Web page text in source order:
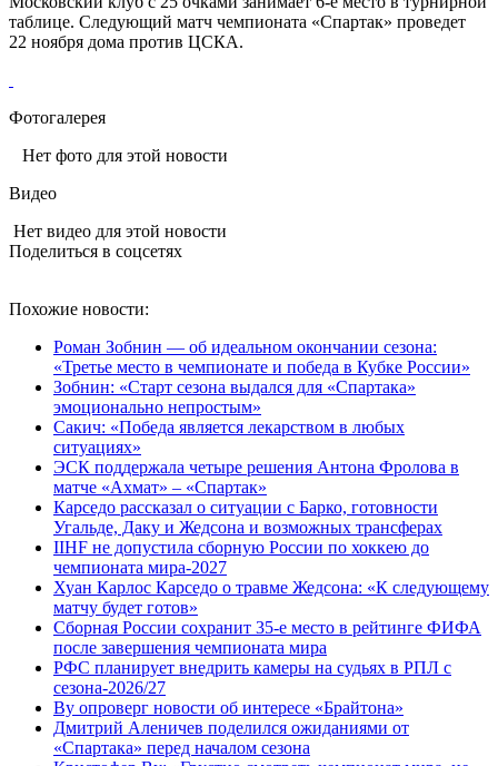
таблице. Следующий матч чемпионата «Спартак» проведет
22 ноября дома против ЦСКА.
Фотогалерея
Нет фото для этой новости
Видео
Нет видео для этой новости
Поделиться в соцсетях
Похожие новости:
Роман Зобнин — об идеальном окончании сезона:
«Третье место в чемпионате и победа в Кубке России»
Зобнин: «Старт сезона выдался для «Спартака»
эмоционально непростым»
Сакич: «Победа является лекарством в любых
ситуациях»
ЭСК поддержала четыре решения Антона Фролова в
матче «Ахмат» – «Спартак»
Карседо рассказал о ситуации с Барко, готовности
Угальде, Даку и Жедсона и возможных трансферах
IIHF не допустила сборную России по хоккею до
чемпионата мира‑2027
Хуан Карлос Карседо о травме Жедсона: «К следующему
матчу будет готов»
Сборная России сохранит 35-е место в рейтинге ФИФА
после завершения чемпионата мира
РФС планирует внедрить камеры на судьях в РПЛ с
сезона-2026/27
Ву опроверг новости об интересе «Брайтона»
Дмитрий Аленичев поделился ожиданиями от
«Спартака» перед началом сезона